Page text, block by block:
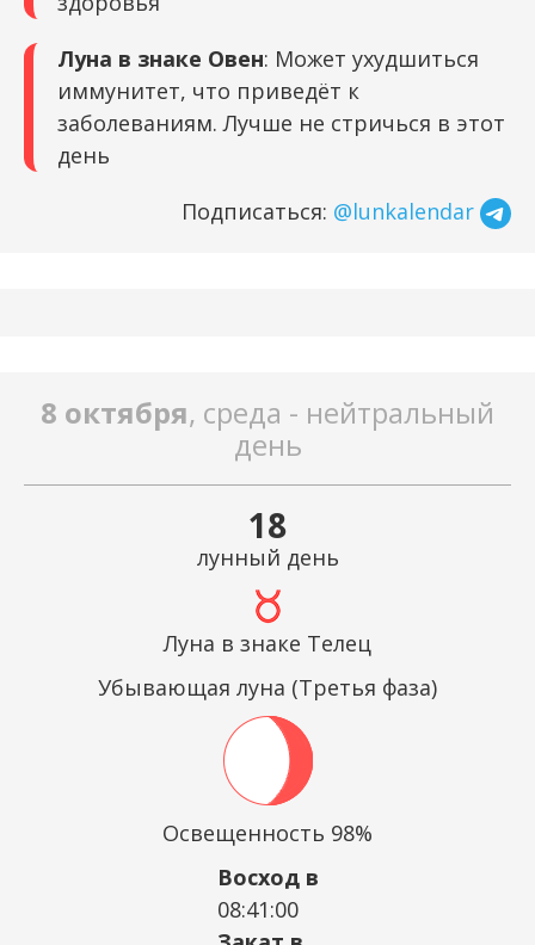
Луна в знаке Овен: Может ухудшиться
иммунитет, что приведёт к
заболеваниям. Лучше не стричься в этот
день
Подписаться: @lunkalendar
8 октября, среда - нейтральный
день
18
лунный день
Луна в знаке Телец
Убывающая луна (Третья фаза)
Освещенность 98%
Восход в
08:41:00